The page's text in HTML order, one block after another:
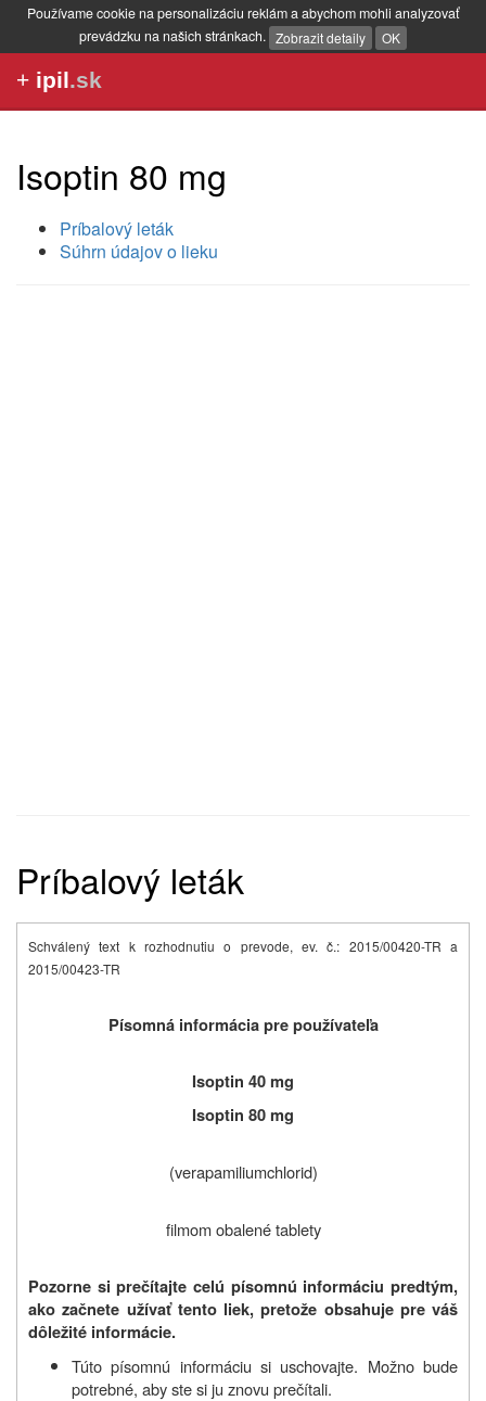
Používame cookie na personalizáciu reklám a abychom mohli analyzovať
prevádzku na našich stránkach. Zobrazit detaily OK
+ ipil.sk
Isoptin 80 mg
Príbalový leták
Súhrn údajov o lieku
Príbalový leták
Schválený text k rozhodnutiu o prevode, ev. č.: 2015/00420-TR a
2015/00423-TR
Písomná informácia pre používateľa
Isoptin 40 mg
Isoptin 80 mg
(verapamiliumchlorid)
filmom obalené tablety
Pozorne si prečítajte celú písomnú informáciu predtým,
ako začnete užívať tento liek, pretože obsahuje pre váš
dôležité informácie.
Túto písomnú informáciu si uschovajte. Možno bude
potrebné, aby ste si ju znovu prečítali.